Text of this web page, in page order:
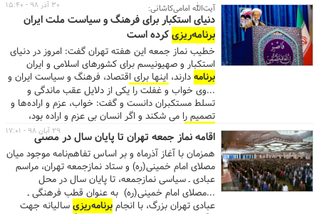
نمازجمعه از درب شمالی مصلی (ایستگاه مترو مصلی)، از
درب جنوبی خیابان شهید بهشتی (ایستگاه مترو شهید
بهشتی) و درب شرقی خیابان قنبرزاده تردد کنند....
آیت‌الله امامی‌کاشانی:
دنیای استکبار برای فرهنگ و سیاست ملت ایران
برنامه‌ریزیکرده است
خطیب نماز جمعه این هفته تهران گفت: امروز در دنیای
استکبار و صهیونیسم برای کشورهای اسلامی و ایران
برنامهدارند، اینها برای اقتصاد، فرهنگ و سیاست ایران و
امت اسلامی برنامه‌ریزیکرده‌اند.
...وی خواب و غفلت را یکی از دلایل عقب ماندگی و
تسلط مستکبران دانست و گفت: خواب، عزم و اراده‌ها و
تصمیم را می شکند و اگر انسان بی عزم و اراده بود،
برنامه‌ها از هم می پاشند. همه ما باید مراقب مشکلات و
مسائل زمانمان باشیم. مسئولان و مردم ایران باید بیدار
باشند آیت الله امامی کاشانی تصریح کرد: امروز در دنیا
استکبار و صهیونیسم برای کشورهای اسلامی و ایران
برنامهچیده‌اند و برای سلطه بر کشورهای اسلامی اتاق
فکر دارند که برای اقتصاد، سیاست، فرهنگ و جوانان چه
کنند و چگونه اقتصاد این کشورها را با مشکل روبرو
۳۰ آذر ۹۸ - ۱۵:۴۰
اقامه نماز جمعه تهران تا پایان سال در مصلی
همزمان با آغاز آذرماه و بر اساس تفاهم‌نامه موجود میان
مصلای امام خمینی(ره) و ستاد نمازجمعه تهران، مراسم
عبادی ـ سیاسی نمازجمعه، تا پایان سال در محل
شبستان اصلی مصلای امام خمینی(ره) اقامه می‌شود.
...مصلای امام خمینی(ره) به عنوان قطب فرهنگی ـ
عبادی تهران بزرگ، با انجامبرنامه‌ریزیسالیانه جهت
۲۹ آبان ۹۸ - ۱۷:۰۱